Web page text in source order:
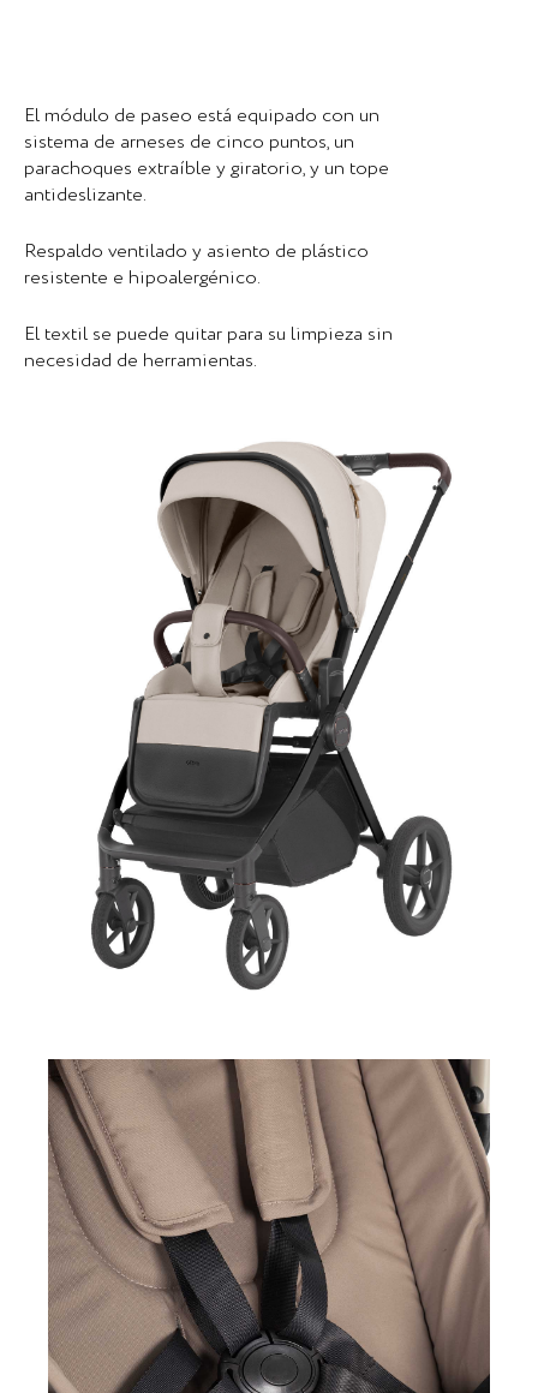
El módulo de paseo está equipado con un
sistema de arneses de cinco puntos, un
parachoques extraíble y giratorio, y un tope
antideslizante.
Respaldo ventilado y asiento de plástico
resistente e hipoalergénico.
El textil se puede quitar para su limpieza sin
necesidad de herramientas.